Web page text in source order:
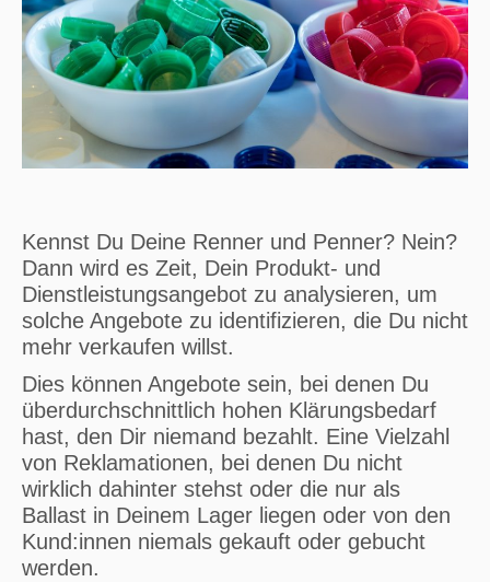
Kennst Du Deine Renner und Penner? Nein?
Dann wird es Zeit, Dein Produkt- und
Dienstleistungsangebot zu analysieren, um
solche Angebote zu identifizieren, die Du nicht
mehr verkaufen willst.
Dies können Angebote sein, bei denen Du
überdurchschnittlich hohen Klärungsbedarf
hast, den Dir niemand bezahlt. Eine Vielzahl
von Reklamationen, bei denen Du nicht
wirklich dahinter stehst oder die nur als
Ballast in Deinem Lager liegen oder von den
Kund:innen niemals gekauft oder gebucht
werden.